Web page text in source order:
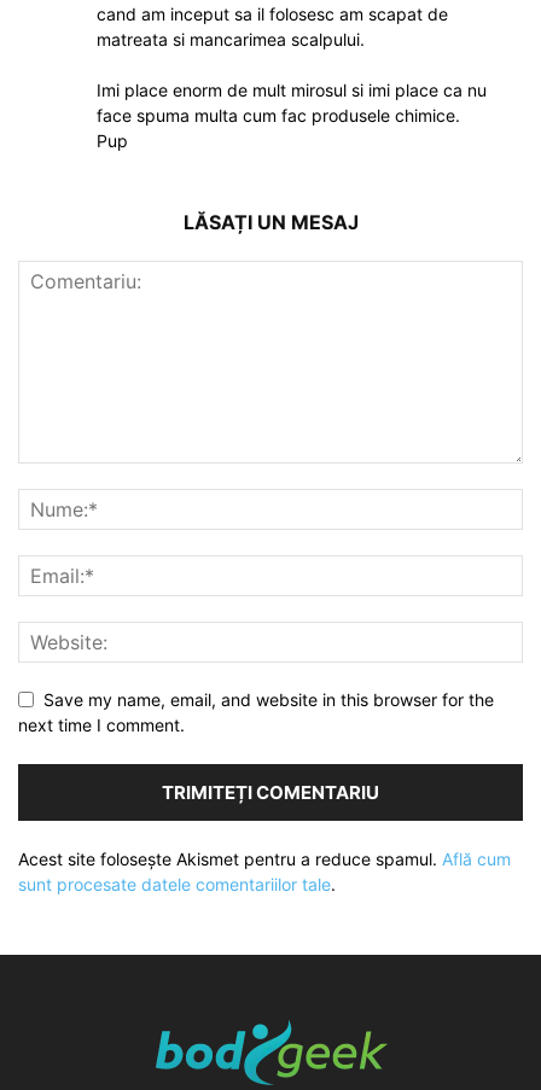
cand am inceput sa il folosesc am scapat de
matreata si mancarimea scalpului.
Imi place enorm de mult mirosul si imi place ca nu
face spuma multa cum fac produsele chimice.
Pup
LĂSAȚI UN MESAJ
Save my name, email, and website in this browser for the
next time I comment.
Acest site folosește Akismet pentru a reduce spamul. Află cum
sunt procesate datele comentariilor tale.